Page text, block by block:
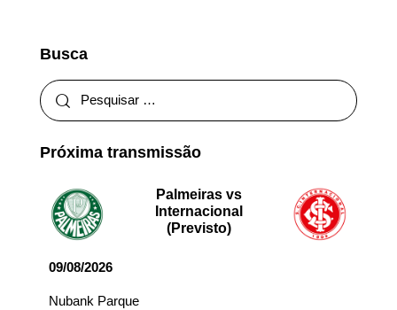
Busca
Próxima transmissão
Palmeiras vs
Internacional
(Previsto)
09/08/2026
Nubank Parque